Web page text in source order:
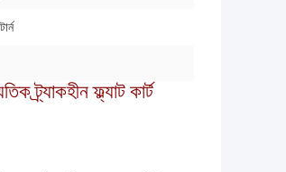
ট্র্যাকহীন ফ্ল্যাট কার্ট